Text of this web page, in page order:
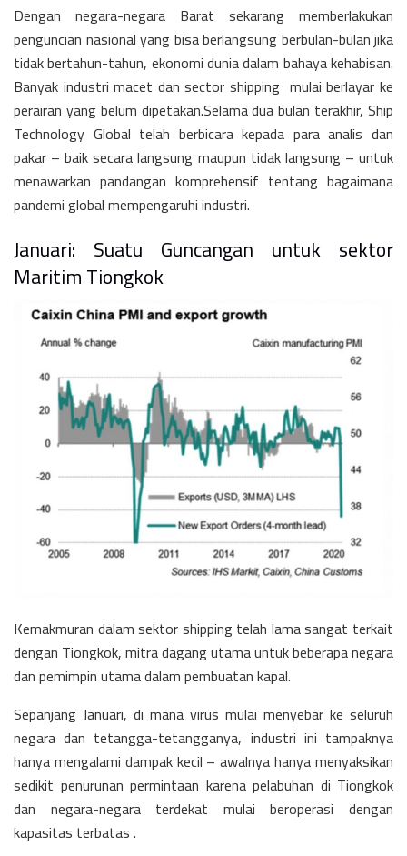
Dengan negara-negara Barat sekarang memberlakukan
penguncian nasional yang bisa berlangsung berbulan-bulan jika
tidak bertahun-tahun, ekonomi dunia dalam bahaya kehabisan.
Banyak industri macet dan sector shipping mulai berlayar ke
perairan yang belum dipetakan.Selama dua bulan terakhir, Ship
Technology Global telah berbicara kepada para analis dan
pakar – baik secara langsung maupun tidak langsung – untuk
menawarkan pandangan komprehensif tentang bagaimana
pandemi global mempengaruhi industri.
Januari: Suatu Guncangan untuk sektor
Maritim Tiongkok
Kemakmuran dalam sektor shipping telah lama sangat terkait
dengan Tiongkok, mitra dagang utama untuk beberapa negara
dan pemimpin utama dalam pembuatan kapal.
Sepanjang Januari, di mana virus mulai menyebar ke seluruh
negara dan tetangga-tetangganya, industri ini tampaknya
hanya mengalami dampak kecil – awalnya hanya menyaksikan
sedikit penurunan permintaan karena pelabuhan di Tiongkok
dan negara-negara terdekat mulai beroperasi dengan
kapasitas terbatas .